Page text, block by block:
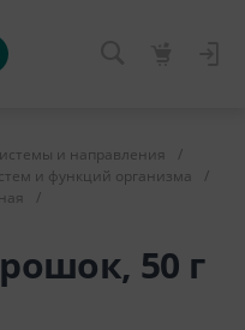
и направления
/
и функций организма
/
/
50 г